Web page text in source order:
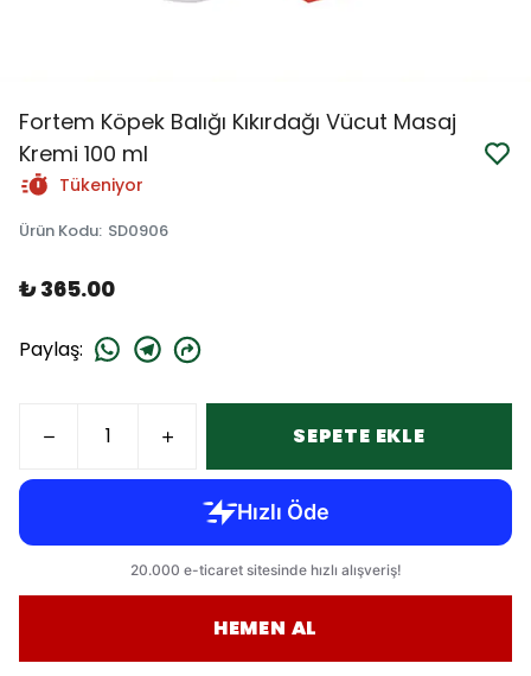
Fortem Köpek Balığı Kıkırdağı Vücut Masaj
Kremi 100 ml
Tükeniyor
Ürün Kodu: SD0906
₺ 365.00
Paylaş:
SEPETE EKLE
HEMEN AL